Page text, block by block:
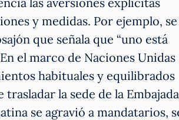
y medidas. Por ejemplo, se
que señala que “uno está
el marco de Naciones Unidas
habituales y equilibrados
la sede de la Embajada
se agravió a mandatarios,